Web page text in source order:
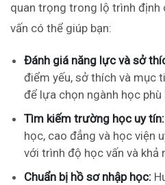
quan trọng trong lộ trình định
vấn có thể giúp bạn:
Đánh giá năng lực và sở
điểm yếu, sở thích và mục
để lựa chọn ngành học phù
Tìm kiếm trường học uy tín:
học, cao đẳng và học viện
với trình độ học vấn và khả
Chuẩn bị hồ sơ nhập học: